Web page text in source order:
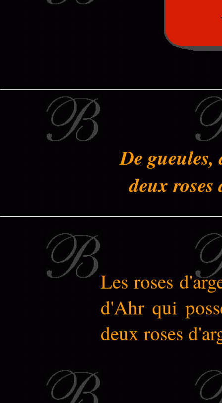
De gueules,
deux
Les roses
d'Ahr qui
deux roses